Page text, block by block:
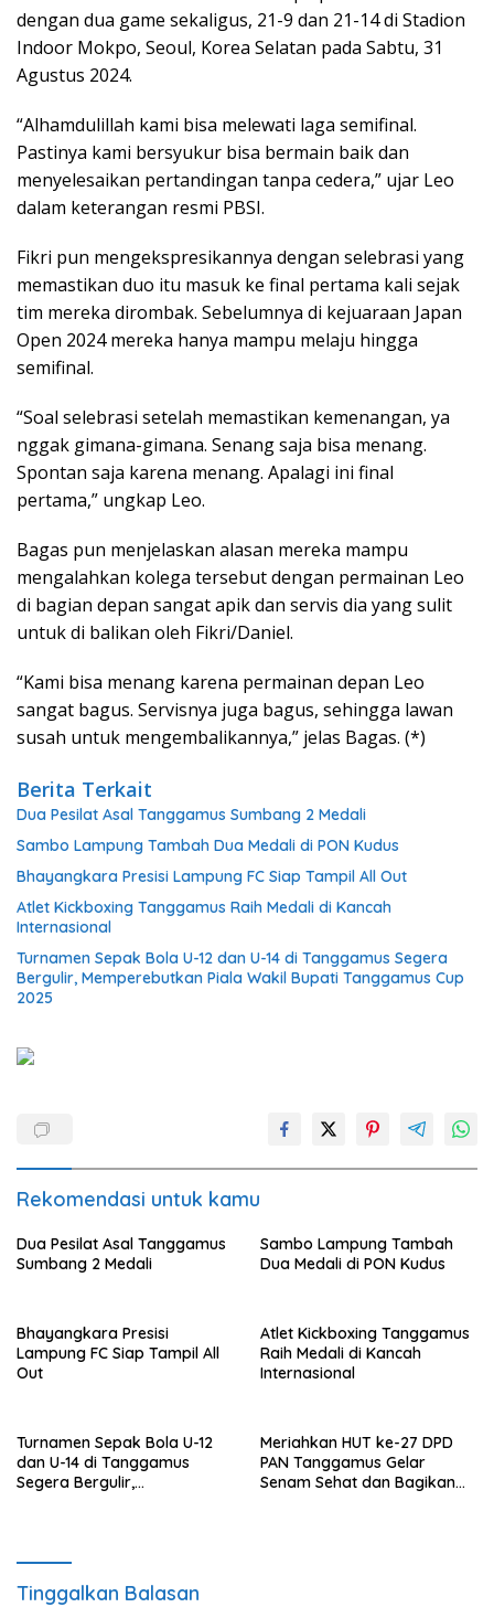
dengan dua game sekaligus, 21-9 dan 21-14 di Stadion
Indoor Mokpo, Seoul, Korea Selatan pada Sabtu, 31
Agustus 2024.
“Alhamdulillah kami bisa melewati laga semifinal.
Pastinya kami bersyukur bisa bermain baik dan
menyelesaikan pertandingan tanpa cedera,” ujar Leo
dalam keterangan resmi PBSI.
Fikri pun mengekspresikannya dengan selebrasi yang
memastikan duo itu masuk ke final pertama kali sejak
tim mereka dirombak. Sebelumnya di kejuaraan Japan
Open 2024 mereka hanya mampu melaju hingga
semifinal.
“Soal selebrasi setelah memastikan kemenangan, ya
nggak gimana-gimana. Senang saja bisa menang.
Spontan saja karena menang. Apalagi ini final
pertama,” ungkap Leo.
Bagas pun menjelaskan alasan mereka mampu
mengalahkan kolega tersebut dengan permainan Leo
di bagian depan sangat apik dan servis dia yang sulit
untuk di balikan oleh Fikri/Daniel.
“Kami bisa menang karena permainan depan Leo
sangat bagus. Servisnya juga bagus, sehingga lawan
susah untuk mengembalikannya,” jelas Bagas. (*)
Berita Terkait
Dua Pesilat Asal Tanggamus Sumbang 2 Medali
Sambo Lampung Tambah Dua Medali di PON Kudus
Bhayangkara Presisi Lampung FC Siap Tampil All Out
Atlet Kickboxing Tanggamus Raih Medali di Kancah
Internasional
Turnamen Sepak Bola U-12 dan U-14 di Tanggamus Segera
Bergulir, Memperebutkan Piala Wakil Bupati Tanggamus Cup
2025
Rekomendasi untuk kamu
Dua Pesilat Asal Tanggamus
Sumbang 2 Medali
Sambo Lampung Tambah
Dua Medali di PON Kudus
Bhayangkara Presisi
Lampung FC Siap Tampil All
Out
Atlet Kickboxing Tanggamus
Raih Medali di Kancah
Internasional
Turnamen Sepak Bola U-12
dan U-14 di Tanggamus
Segera Bergulir,
Meriahkan HUT ke-27 DPD
PAN Tanggamus Gelar
Senam Sehat dan Bagikan
Tinggalkan Balasan